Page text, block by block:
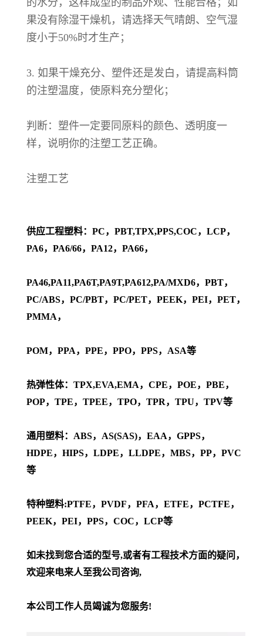
果没有除湿干燥机，请选择天气晴朗、空气湿
度小于50%时才生产；
3. 如果干燥充分、塑件还是发白，请提高料筒
的注塑温度，使原料充分塑化；
判断：塑件一定要同原料的颜色、透明度一
样，说明你的注塑工艺正确。
注塑工艺
供应工程塑料：PC，PBT,TPX,PPS,COC，LCP，
PA6，PA6/66，PA12，PA66，
PA46,PA11,PA6T,PA9T,PA612,PA/MXD6，PBT，
PC/ABS，PC/PBT，PC/PET，PEEK，PEI，PET，
PMMA，
POM，PPA，PPE，PPO，PPS，ASA等
热弹性体：TPX,EVA,EMA，CPE，POE，PBE，
POP，TPE，TPEE，TPO，TPR，TPU，TPV等
通用塑料：ABS，AS(SAS)，EAA，GPPS，
HDPE，HIPS，LDPE，LLDPE，MBS，PP，PVC
等
特种塑料:PTFE，PVDF，PFA，ETFE，PCTFE，
PEEK，PEI，PPS，COC，LCP等
如未找到您合适的型号,或者有工程技术方面的疑问，
欢迎来电来人至我公司咨询,
本公司工作人员竭诚为您服务!